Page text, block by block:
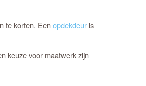
te korten. Eenopdekdeur is
keuze voor maatwerk zijn